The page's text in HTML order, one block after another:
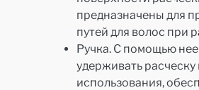
предназначены для
путей для волос при
Ручка. С помощью
удерживать расческу
использования,